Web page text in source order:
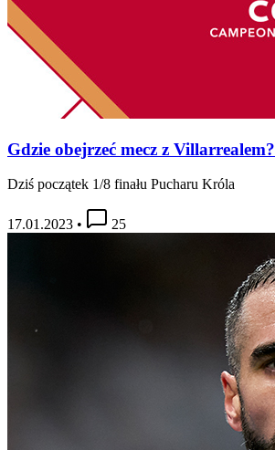
Gdzie obejrzeć mecz z Villarrealem?
Dziś początek 1/8 finału Pucharu Króla
17.01.2023 • 25